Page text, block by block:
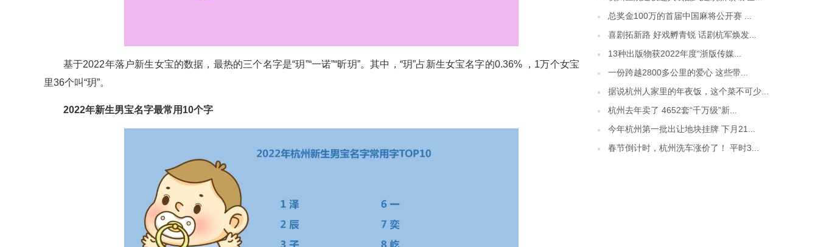
基于2022年落户新生女宝的数据，最热的三个名字是“玥”“一诺”“昕玥”。其中，“玥”占新生女宝名字的0.36% ，1万个女宝
里36个叫“玥”。
2022年新生男宝名字最常用10个字
总奖金100万的首届中国麻将公开赛 ...
喜剧拓新路 好戏孵青锐 话剧杭军焕发...
13种出版物获2022年度“浙版传媒...
一份跨越2800多公里的爱心 这些带...
据说杭州人家里的年夜饭，这个菜不可少...
杭州去年卖了 4652套“千万级”新...
今年杭州第一批出让地块挂牌 下月21...
春节倒计时，杭州洗车涨价了！ 平时3...